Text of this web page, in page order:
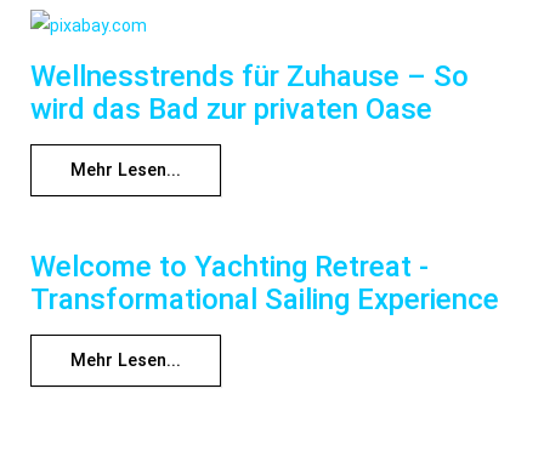
Wellnesstrends für Zuhause – So
wird das Bad zur privaten Oase
Mehr Lesen...
Welcome to Yachting Retreat -
Transformational Sailing Experience
Mehr Lesen...